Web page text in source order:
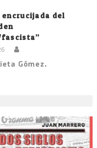
encrucijada del
Gómez.